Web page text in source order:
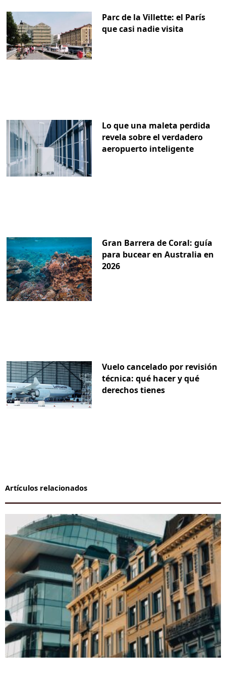
Parc de la Villette: el París
que casi nadie visita
Lo que una maleta perdida
revela sobre el verdadero
aeropuerto inteligente
Gran Barrera de Coral: guía
para bucear en Australia en
2026
Vuelo cancelado por revisión
técnica: qué hacer y qué
derechos tienes
Artículos relacionados